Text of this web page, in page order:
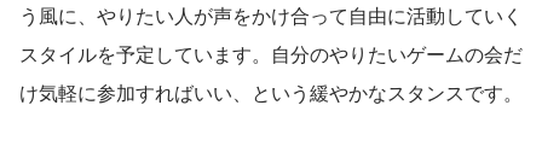
う風に、やりたい人が声をかけ合って自由に活動していく
スタイルを予定しています。自分のやりたいゲームの会だ
け気軽に参加すればいい、という緩やかなスタンスです。